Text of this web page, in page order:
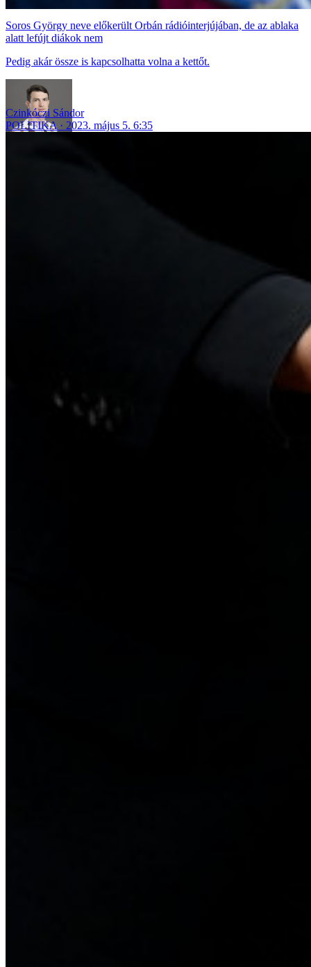
Soros György neve előkerült Orbán rádióinterjújában, de az ablaka
alatt lefújt diákok nem
Pedig akár össze is kapcsolhatta volna a kettőt.
Czinkóczi Sándor
POLITIKA
2023. május 5. 6:35